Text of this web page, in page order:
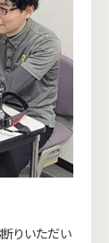
りいただい